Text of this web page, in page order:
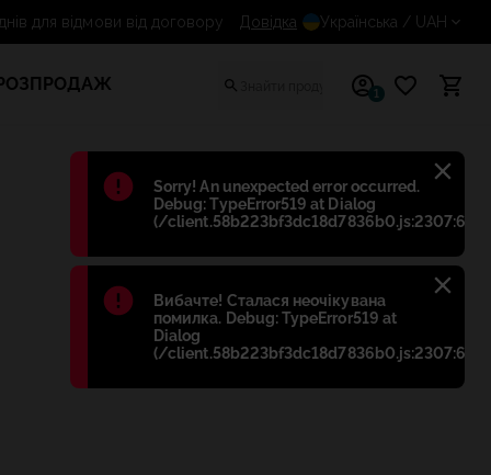
Błąd:
Sorry! An unexpected error occurred.
Debug: TypeError519 at Dialog
(/client.58b223bf3dc18d7836b0.js:2307:698)
Błąd:
Вибачте! Сталася неочікувана
помилка. Debug: TypeError519 at
Dialog
(/client.58b223bf3dc18d7836b0.js:2307:698)
14 днів для відмови від договору
Довідка Українська / UAH
1